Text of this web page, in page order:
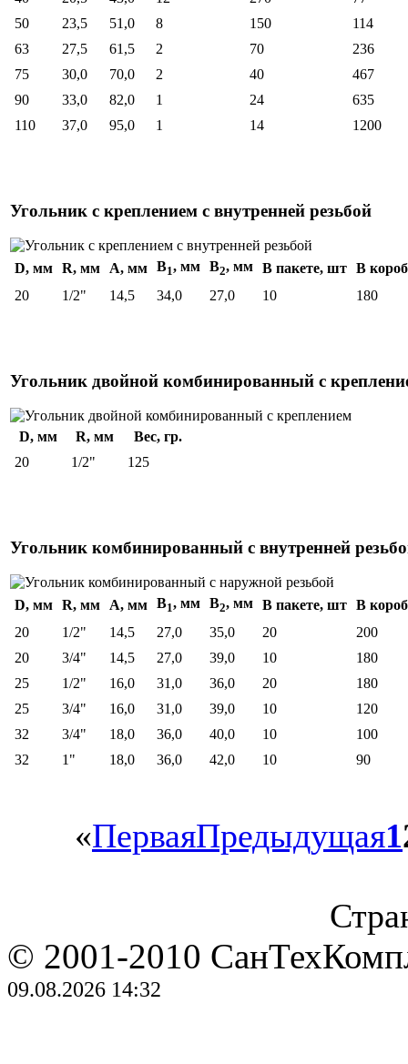
50
23,5 51,0 8 150
114
63
27,5 61,5 2 70
236
75
30,0 70,0 2 40
467
90
33,0 82,0 1 24
635
110
37,0 95,0 1 14 1200
Угольник с креплением с внутренней резьбой
D, мм R, мм А, мм B1, мм B2, мм В пакете, шт В
20
1/2" 14,5 34,0 27,0 10 180
Угольник двойной комбинированный с
D, мм R, мм
Вес, гр.
20
1/2" 125
Угольник комбинированный с внутренней
D, мм R, мм А, мм B1, мм B2, мм В пакете, шт В
20
1/2" 14,5 27,0 35,0 20
200
20
3/4" 14,5 27,0 39,0 10
180
25
1/2" 16,0 31,0 36,0 20
180
25
3/4" 16,0 31,0 39,0 10
120
32
3/4" 18,0 36,0 40,0 10
100
32
1" 18,0 36,0 42,0 10 90
«ПерваяПредыдущая1
© 2001-2010
09.08.2026 14:32